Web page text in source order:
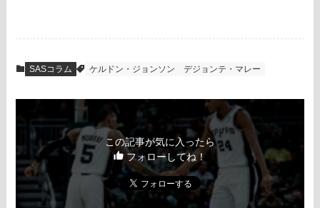
SASコラム ケルドン・ジョンソン デジョンテ・マレー
この記事が気に入ったら
フォローしてね！